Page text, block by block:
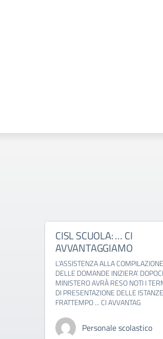
CISL SCUOLA: … CI
AVVANTAGGIAMO
L’ASSISTENZA ALLA COMPILAZIONE
DELLE DOMANDE INIZIERA’
MINISTERO AVRÀ RESO NOTI I
DI PRESENTAZIONE DELLE
FRATTEMPO ... CI AVVANTAG
Personale scolastico